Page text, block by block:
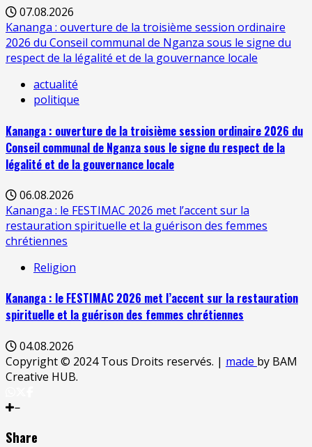
07.08.2026
Kananga : ouverture de la troisième session ordinaire
2026 du Conseil communal de Nganza sous le signe du
respect de la légalité et de la gouvernance locale
actualité
politique
Kananga : ouverture de la troisième session ordinaire 2026 du
Conseil communal de Nganza sous le signe du respect de la
légalité et de la gouvernance locale
06.08.2026
Kananga : le FESTIMAC 2026 met l’accent sur la
restauration spirituelle et la guérison des femmes
chrétiennes
Religion
Kananga : le FESTIMAC 2026 met l’accent sur la restauration
spirituelle et la guérison des femmes chrétiennes
04.08.2026
Copyright © 2024 Tous Droits reservés. | made by BAM
Creative HUB.
Share